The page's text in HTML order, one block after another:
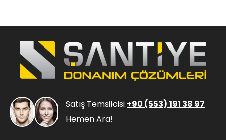
Satış Temsilcisi +90 (553) 191 38 97
Hemen Ara!